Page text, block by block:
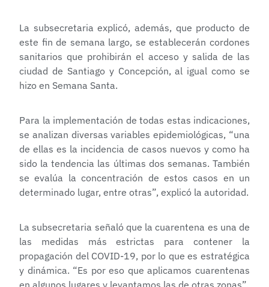
La subsecretaria explicó, además, que producto de
este fin de semana largo, se establecerán cordones
sanitarios que prohibirán el acceso y salida de las
ciudad de Santiago y Concepción, al igual como se
hizo en Semana Santa.
Para la implementación de todas estas indicaciones,
se analizan diversas variables epidemiológicas, “una
de ellas es la incidencia de casos nuevos y como ha
sido la tendencia las últimas dos semanas. También
se evalúa la concentración de estos casos en un
determinado lugar, entre otras”, explicó la autoridad.
La subsecretaria señaló que la cuarentena es una de
las medidas más estrictas para contener la
propagación del COVID-19, por lo que es estratégica
y dinámica. “Es por eso que aplicamos cuarentenas